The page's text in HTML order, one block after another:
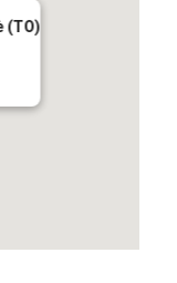
(TO)